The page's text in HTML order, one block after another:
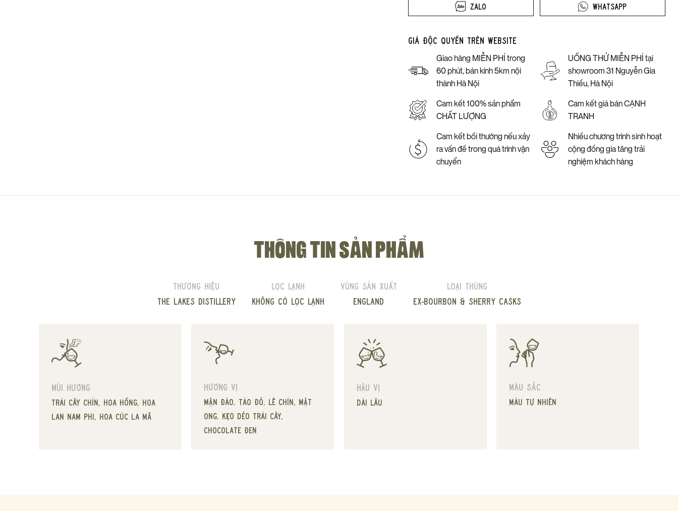
Zalo Whatsapp
Giá độc quyền trên website
Giao hàng MIỄN PHÍ trong
60 phút, bán kính 5km nội
thành Hà Nội
UỐNG THỬ MIỄN PHÍ tại
showroom 31 Nguyễn Gia
Thiều, Hà Nội
Cam kết 100% sản phẩm
CHẤT LƯỢNG
Cam kết giá bán CẠNH
TRANH
Cam kết bồi thường nếu xảy
ra vấn đề trong quá trình vận
chuyển
Nhiều chương trình sinh hoạt
cộng đồng gia tăng trải
nghiệm khách hàng
THÔNG TIN SẢN PHẨM
Thương hiệu
The Lakes Distillery
Lọc lạnh
Không có lọc lạnh
Vùng sản xuất
England
Loại thùng
Ex-bourbon & Sherry casks
Mùi hương
trái cây chín, hoa hồng, hoa
lan nam phi, hoa cúc la mã
Hương vị
mận đào, táo đỏ, lê chín, mật
ong, kẹo dẻo trái cây,
chocolate đen
Hậu vị
dài lâu
Màu sắc
Màu tự nhiên